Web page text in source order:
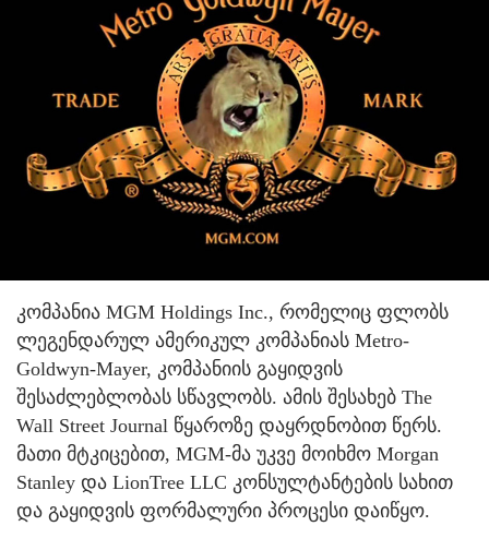
კომპანია MGM Holdings Inc., რომელიც ფლობს
ლეგენდარულ ამერიკულ კომპანიას Metro-
Goldwyn-Mayer, კომპანიის გაყიდვის
შესაძლებლობას სწავლობს. ამის შესახებ The
Wall Street Journal წყაროზე დაყრდნობით წერს.
მათი მტკიცებით, MGM-მა უკვე მოიხმო Morgan
Stanley და LionTree LLC კონსულტანტების სახით
და გაყიდვის ფორმალური პროცესი დაიწყო.